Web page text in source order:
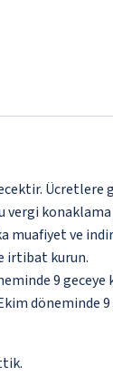
muafiyet ve
irtibat kurun.
9 geceye
döneminde